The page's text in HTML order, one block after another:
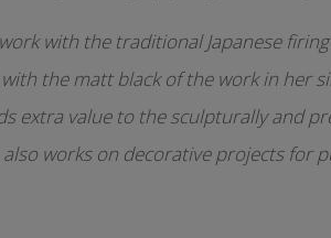
with the traditional Japanese
the matt black of the work in her
extra value to the sculpturally and
works on decorative projects for